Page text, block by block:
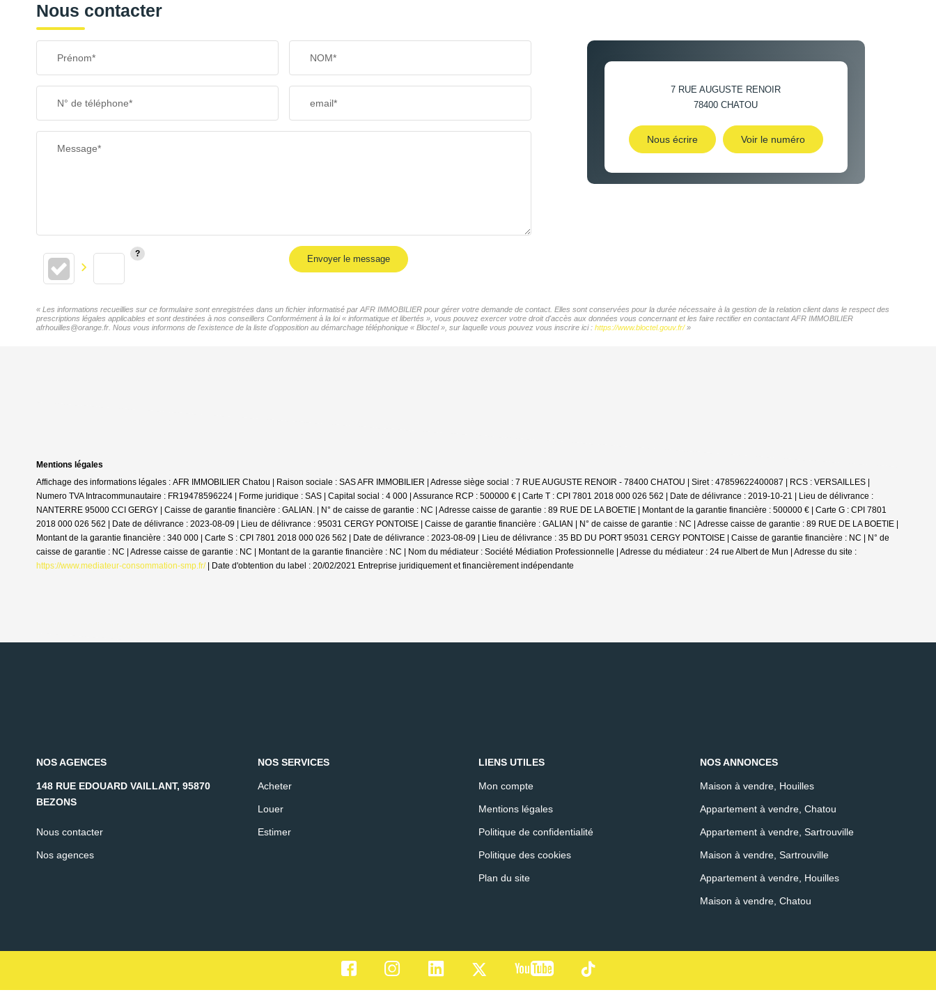
Nous contacter
Prénom* NOM*
N° de téléphone* email*
Message*
Envoyer le message
7 RUE AUGUSTE RENOIR
78400CHATOU
Nous écrire Voir le numéro
« Les informations recueillies sur ce formulaire sont enregistrées dans un fichier informatisé par AFR IMMOBILIER pour gérer votre demande de contact. Elles sont conservées pour la durée nécessaire à la gestion de la relation client dans le respect des
prescriptions légales applicables et sont destinées à nos conseillers Conformément à la loi « informatique et libertés », vous pouvez exercer votre droit d'accès aux données vous concernant et les faire rectifier en contactant AFR IMMOBILIER
afrhouilles@orange.fr. Nous vous informons de l'existence de la liste d'opposition au démarchage téléphonique « Bloctel », sur laquelle vous pouvez vous inscrire ici : https://www.bloctel.gouv.fr/»
Mentions légales
Affichage des informations légales : AFR IMMOBILIER Chatou | Raison sociale : SAS AFR IMMOBILIER | Adresse siège social : 7 RUE AUGUSTE RENOIR - 78400 CHATOU | Siret : 47859622400087 | RCS : VERSAILLES |
Numero TVA Intracommunautaire : FR19478596224 | Forme juridique : SAS | Capital social : 4 000 | Assurance RCP : 500000 € | Carte T : CPI 7801 2018 000 026 562 | Date de délivrance : 2019-10-21 | Lieu de délivrance :
NANTERRE 95000 CCI GERGY | Caisse de garantie financière : GALIAN. | N° de caisse de garantie : NC | Adresse caisse de garantie : 89 RUE DE LA BOETIE | Montant de la garantie financière : 500000 € | Carte G : CPI 7801
2018 000 026 562 | Date de délivrance : 2023-08-09 | Lieu de délivrance : 95031 CERGY PONTOISE | Caisse de garantie financière : GALIAN | N° de caisse de garantie : NC | Adresse caisse de garantie : 89 RUE DE LA BOETIE |
Montant de la garantie financière : 340 000 | Carte S : CPI 7801 2018 000 026 562 | Date de délivrance : 2023-08-09 | Lieu de délivrance : 35 BD DU PORT 95031 CERGY PONTOISE | Caisse de garantie financière : NC | N° de
caisse de garantie : NC | Adresse caisse de garantie : NC | Montant de la garantie financière : NC | Nom du médiateur : Société Médiation Professionnelle | Adresse du médiateur : 24 rue Albert de Mun | Adresse du site :
https://www.mediateur-consommation-smp.fr/| Date d'obtention du label : 20/02/2021 Entreprise juridiquement et financièrement indépendante
NOS AGENCES
148 RUE EDOUARD VAILLANT, 95870
BEZONS
Nous contacter
Nos agences
NOS SERVICES
Acheter
Louer
Estimer
LIENS UTILES
Mon compte
Mentions légales
Politique de confidentialité
Politique des cookies
Plan du site
NOS ANNONCES
Maison à vendre, Houilles
Appartement à vendre, Chatou
Appartement à vendre, Sartrouville
Maison à vendre, Sartrouville
Appartement à vendre, Houilles
Maison à vendre, Chatou